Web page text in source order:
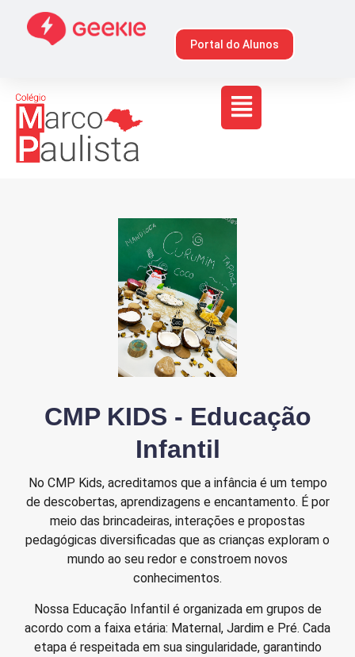
Portal do Alunos
CMP KIDS - Educação
Infantil
No CMP Kids, acreditamos que a infância é um tempo
de descobertas, aprendizagens e encantamento. É por
meio das brincadeiras, interações e propostas
pedagógicas diversificadas que as crianças exploram o
mundo ao seu redor e constroem novos
conhecimentos.
Nossa Educação Infantil é organizada em grupos de
acordo com a faixa etária: Maternal, Jardim e Pré. Cada
etapa é respeitada em sua singularidade, garantindo